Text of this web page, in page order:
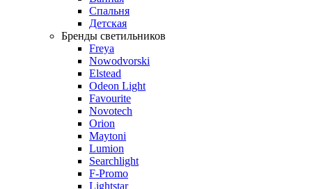
Спальня
Детская
Бренды светильников
Freya
Nowodvorski
Elstead
Odeon Light
Favourite
Novotech
Orion
Maytoni
Lumion
Searchlight
F-Promo
Lightstar